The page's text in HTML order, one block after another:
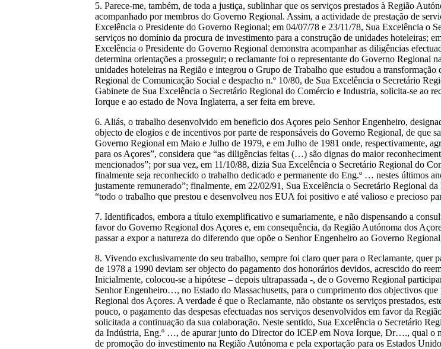
5. Parece-me, também, de toda a justiça, sublinhar que os serviços prestados à Região
acompanhado por membros do Governo Regional. Assim, a actividade de prestação de
Excelência o Presidente do Governo Regional; em 04/07/78 e 23/11/78, Sua Excelência o
serviços no domínio da procura de investimento para a construção de unidades hoteleiras;
Excelência o Presidente do Governo Regional demonstra acompanhar as diligências
determina orientações a prosseguir; o reclamante foi o representante do Governo Regional
unidades hoteleiras na Região e integrou o Grupo de Trabalho que estudou a
Regional de Comunicação Social e despacho n.º 10/80, de Sua Excelência o Secretário
Gabinete de Sua Excelência o Secretário Regional do Comércio e Industria, solicita-se ao
Iorque e ao estado de Nova Inglaterra, a ser feita em breve.
6. Aliás, o trabalho desenvolvido em beneficio dos Açores pelo Senhor Engenheiro,
objecto de elogios e de incentivos por parte de responsáveis do Governo Regional, de que
Governo Regional em Maio e Julho de 1979, e em Julho de 1981 onde, respectivamente,
para os Açores”, considera que “as diligências feitas (…) são dignas do maior
mencionados”; por sua vez, em 11/10/88, dizia Sua Excelência o Secretário Regional do
finalmente seja reconhecido o trabalho dedicado e permanente do Eng.º … nestes últimos
justamente remunerado”; finalmente, em 22/02/91, Sua Excelência o Secretário Regional
“todo o trabalho que prestou e desenvolveu nos EUA foi positivo e até valioso e precioso
7. Identificados, embora a título exemplificativo e sumariamente, e não dispensando a
favor do Governo Regional dos Açores e, em consequência, da Região Autónoma dos
passar a expor a natureza do diferendo que opõe o Senhor Engenheiro ao Governo
8. Vivendo exclusivamente do seu trabalho, sempre foi claro quer para o Reclamante, quer
de 1978 a 1990 deviam ser objecto do pagamento dos honorários devidos, acrescido do
Inicialmente, colocou-se a hipótese – depois ultrapassada -, de o Governo Regional
Senhor Engenheiro…, no Estado do Massachusetts, para o cumprimento dos objectivos
Regional dos Açores. A verdade é que o Reclamante, não obstante os serviços prestados,
pouco, o pagamento das despesas efectuadas nos serviços desenvolvidos em favor da
solicitada a continuação da sua colaboração. Neste sentido, Sua Excelência o Secretário
da Indústria, Eng.º …, de apurar junto do Director do ICEP em Nova Iorque, Dr…., qual o
de promoção do investimento na Região Autónoma e pela exportação para os Estados